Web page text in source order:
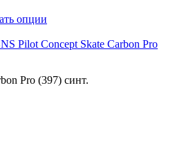
опции
Pilot Concept Skate Carbon Pro
Pro (397) синт.